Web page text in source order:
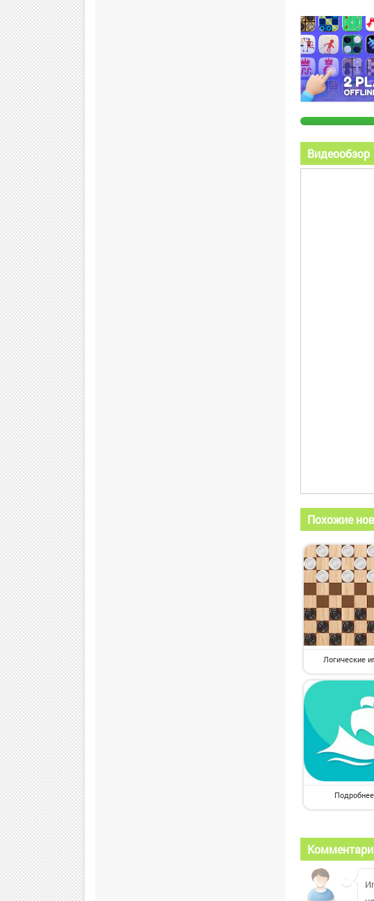
Видеообзор
Похожие
Логические
Подробнее